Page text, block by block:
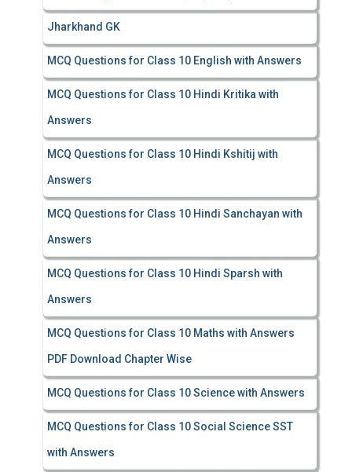
Jharkhand GK
MCQ Questions for Class 10 English with Answers
MCQ Questions for Class 10 Hindi Kritika with
Answers
MCQ Questions for Class 10 Hindi Kshitij with
Answers
MCQ Questions for Class 10 Hindi Sanchayan with
Answers
MCQ Questions for Class 10 Hindi Sparsh with
Answers
MCQ Questions for Class 10 Maths with Answers
PDF Download Chapter Wise
MCQ Questions for Class 10 Science with Answers
MCQ Questions for Class 10 Social Science SST
with Answers